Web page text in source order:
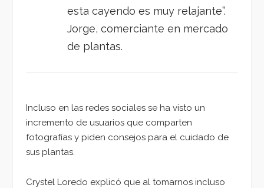
esta cayendo es muy relajante”.
Jorge, comerciante en mercado
de plantas.
Incluso en las redes sociales se ha visto un
incremento de usuarios que comparten
fotografías y piden consejos para el cuidado de
sus plantas.
Crystel Loredo explicó que al tomarnos incluso